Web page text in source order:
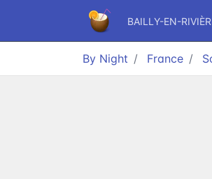
BAILLY-EN-
By Night France